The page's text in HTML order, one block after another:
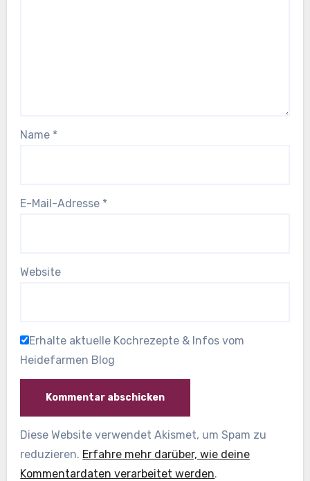
Name *
E-Mail-Adresse *
Website
Erhalte aktuelle Kochrezepte & Infos vom
Heidefarmen Blog
Diese Website verwendet Akismet, um Spam zu
reduzieren. Erfahre mehr darüber, wie deine
Kommentardaten verarbeitet werden.